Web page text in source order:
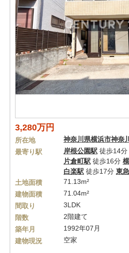
3,280万円
所在地 神奈川県横浜市神奈
最寄り駅
岸根公園駅 徒歩14分
片倉町駅 徒歩16分
白楽駅 徒歩17分 東
土地面積
71.13m²
建物面積
71.04m²
間取り
3LDK
階数
2階建て
築年月
1992年07月
建物現況
空家